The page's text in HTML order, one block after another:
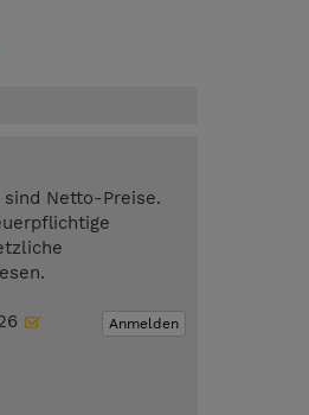
sind Netto-Preise.
Anmelden